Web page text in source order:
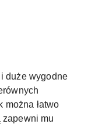
duże wygodne
można łatwo
zapewni mu